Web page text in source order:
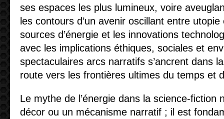
ses espaces les plus lumineux, voire
les contours d’un avenir oscillant entre
sources d’énergie et les innovations
avec les implications éthiques, sociales et
spectaculaires arcs narratifs s’ancrent dans
route vers les frontières ultimes du temps et
Le mythe de l’énergie dans la science-fiction
décor ou un mécanisme narratif ; il est